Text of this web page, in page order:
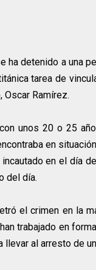
ha detenido a una
tarea de
Oscar Ramírez.
unos 20 o 25
en
en el día
del día.
el crimen en la
trabajado en
llevar al arresto de